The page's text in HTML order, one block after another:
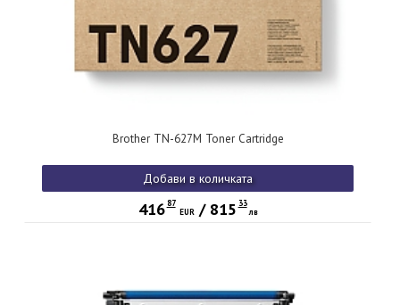
Brother TN-627M Toner Cartridge
Добави в количката
416 87
EUR/ 815 33
лв